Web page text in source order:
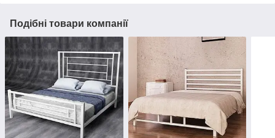
Подібні товари компанії